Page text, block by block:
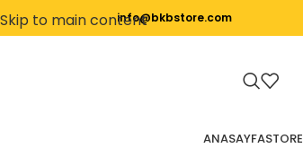
Skip to main contentinfo@bkbstore.com
ANASAYFASTORE